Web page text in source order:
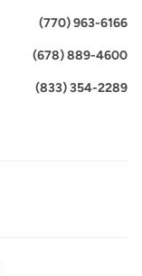
(770) 963-6166
(678) 889-4600
(833) 354-2289